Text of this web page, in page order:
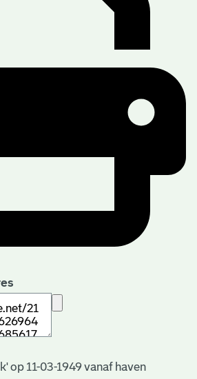
op 11-03-1949 vanaf haven